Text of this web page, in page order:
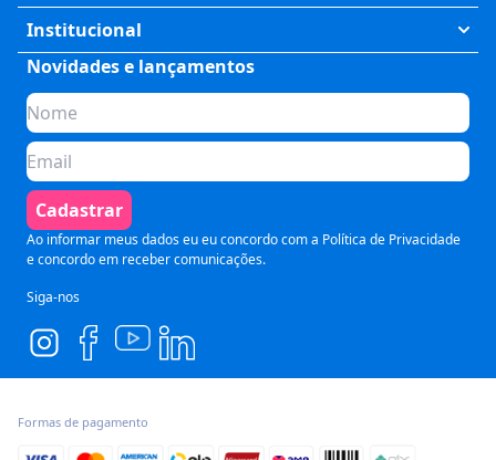
Humanas
Saúde
Tecnologia
Preparatórios
Comunicação
Pós Graduação
Meus Cursos
Fale Conosco
Perguntas Frequentes
Formas de Pagamento
Política de Cancelamento
Termos de Uso
Segurança e Privacidade
Institucional
Quem somos
Planos de assinatura
Para Empresas
Seja um parceiro
Blog
Novidades e lançamentos
Cadastrar
Ao informar meus dados eu eu concordo com a Política de Privacidade
e concordo em receber comunicações.
Siga-nos
Formas de pagamento